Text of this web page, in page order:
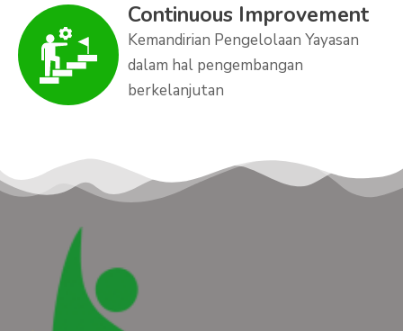
Continuous Improvement
Kemandirian Pengelolaan Yayasan
dalam hal pengembangan
berkelanjutan